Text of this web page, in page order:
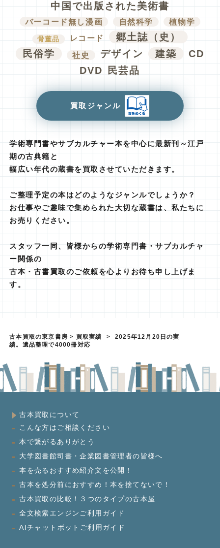
中国で出版された美術書
バーコード無し漫画 自然科学 植物学
骨董品 レコード
郷土誌（史）
民俗学
社史 デザイン 建築
CD
DVD
民芸品
買取ジャンル
学術専門書やサブカルチャー本を中心に最新刊～江戸
期の古典籍と
幅広い年代の蔵書を買取させていただきます。
ご整理予定の本はどのようなジャンルでしょうか？
お仕事やご趣味で集められた大切な蔵書は、私たちに
お売りください。
スタッフ一同、皆様からの学術専門書・サブカルチャ
ー関係の
古本・古書買取のご依頼を心よりお待ち申し上げま
す。
古本買取の東京書房 > 買取実績 >
2025年12月20日の実
績。遺品整理で4000冊対応
古本買取について
こんな方はご相談ください
本で繋がるありがとう
大学図書館司書・企業図書管理者の皆様へ
本を売るおすすめ紹介文を公開！
古本を処分前におすすめ！本を捨てないで！
古本買取の比較！３つのタイプの古本屋
全文検索エンジンご利用ガイド
AIチャットボットご利用ガイド